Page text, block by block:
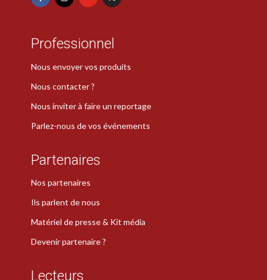
Professionnel
Nous envoyer vos produits
Nous contacter ?
Nous inviter à faire un reportage
Parlez-nous de vos événements
Partenaires
Nos partenaires
Ils parlent de nous
Matériel de presse & Kit média
Devenir partenaire ?
Lecteurs